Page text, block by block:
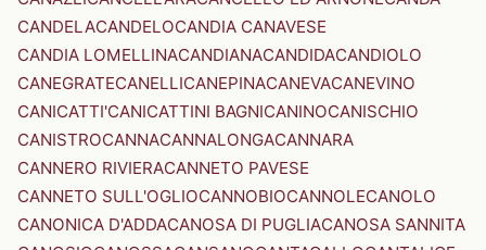
CANDELACANDELOCANDIA CANAVESE
CANDIA LOMELLINACANDIANACANDIDACANDIOLO
CANEGRATECANELLICANEPINACANEVACANEVINO
CANICATTI'CANICATTINI BAGNICANINOCANISCHIO
CANISTROCANNACANNALONGACANNARA
CANNERO RIVIERACANNETO PAVESE
CANNETO SULL'OGLIOCANNOBIOCANNOLECANOLO
CANONICA D'ADDACANOSA DI PUGLIACANOSA SANNITA